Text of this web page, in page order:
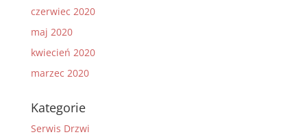
czerwiec 2020
maj 2020
kwiecień 2020
marzec 2020
Kategorie
Serwis Drzwi